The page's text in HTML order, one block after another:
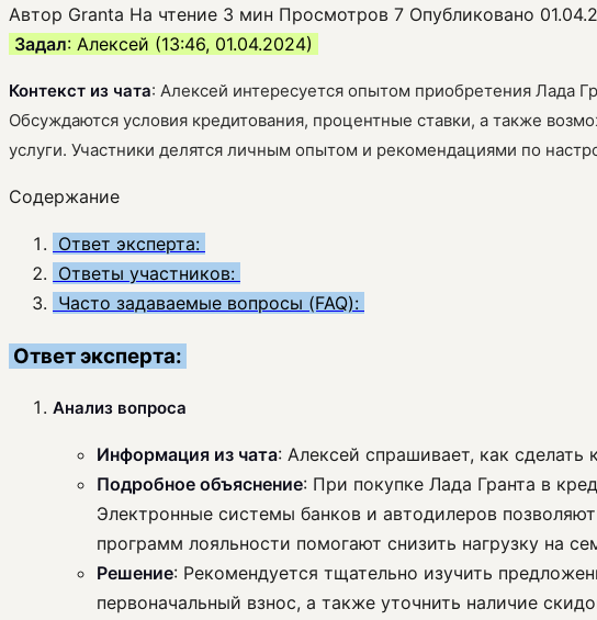
Автор Granta На чтение 3 мин Просмотров 7 Опубликовано
Задал: Алексей (13:46, 01.04.2024)
Контекст из чата: Алексей интересуется опытом приобретения Лада
Обсуждаются условия кредитования, процентные ставки, а также
услуги. Участники делятся личным опытом и рекомендациями по
Содержание
Ответ эксперта:
Ответы участников:
Часто задаваемые вопросы (FAQ):
Ответ эксперта:
Анализ вопроса
Информация из чата: Алексей спрашивает, как
Подробное объяснение: При покупке Лада Гранта в
Электронные системы банков и автодилеров
программ лояльности помогают снизить нагрузку на
Решение: Рекомендуется тщательно изучить
первоначальный взнос, а также уточнить наличие